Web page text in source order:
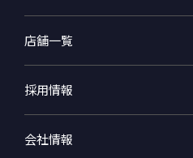
店舗一覧
採用情報
会社情報